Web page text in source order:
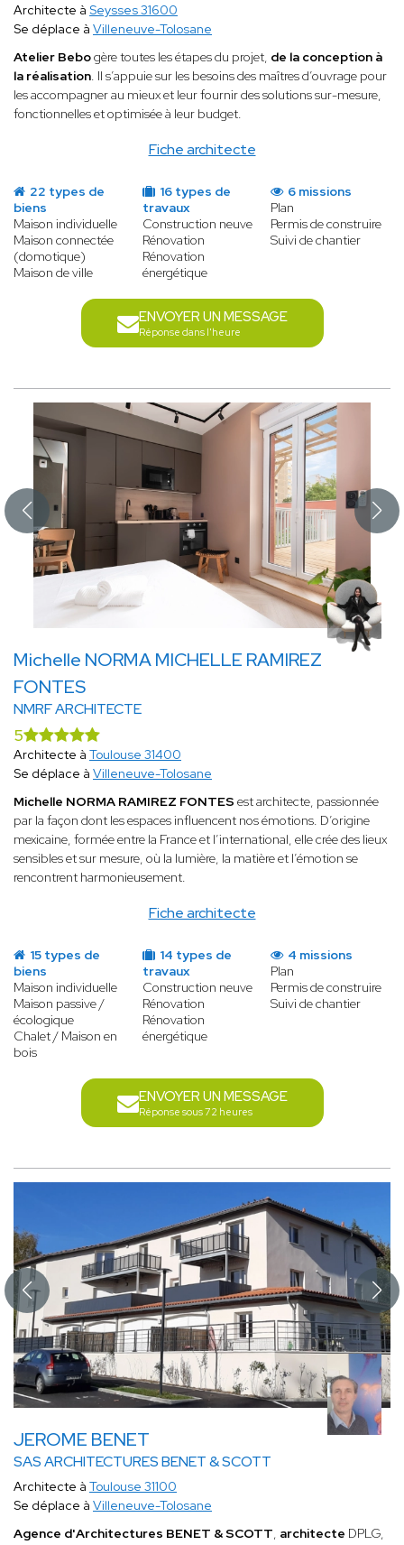
Fiche architecte
Architecte à Seysses 31600
Se déplace à Villeneuve-Tolosane
Atelier Bebogère toutes les étapes du projet, de la conception à
la réalisation. Il s’appuie sur les besoins des maîtres d’ouvrage pour
les accompagner au mieux et leur fournir des solutions sur-mesure,
fonctionnelles et optimisée à leur budget.
22 types de
biens
Maison individuelle
Maison connectée
(domotique)
Maison de ville
16 types de
travaux
Construction neuve
Rénovation
Rénovation
énergétique
6 missions
Plan
Permis de construire
Suivi de chantier
ENVOYER UN MESSAGE
Réponse dans l'heure
Michelle NORMA MICHELLE RAMIREZ
FONTES
NMRF ARCHITECTE
Fiche architecte
5
Architecte à Toulouse 31400
Se déplace à Villeneuve-Tolosane
Michelle NORMA RAMIREZ FONTES est architecte, passionnée
par la façon dont les espaces influencent nos émotions. D’origine
mexicaine, formée entre la France et l’international, elle crée des lieux
sensibles et sur mesure, où la lumière, la matière et l’émotion se
rencontrent harmonieusement.
15 types de
biens
Maison individuelle
Maison passive /
écologique
Chalet / Maison en
bois
14 types de
travaux
Construction neuve
Rénovation
Rénovation
énergétique
4 missions
Plan
Permis de construire
Suivi de chantier
ENVOYER UN MESSAGE
Réponse sous 72 heures
JEROME BENET
SAS ARCHITECTURES BENET & SCOTT
Architecte à Toulouse 31100
Se déplace à Villeneuve-Tolosane
Agence d'Architectures BENET & SCOTT, architecte DPLG,